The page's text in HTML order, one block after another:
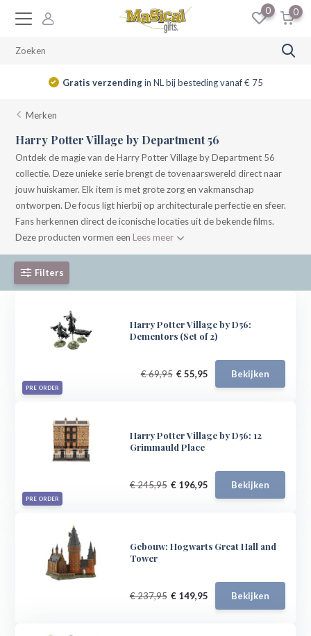
0 0
14 dagenretourrecht
Merken
Harry Potter Village by Department 56
Ontdek de magie van de Harry Potter Village by Department 56
collectie. Deze unieke serie brengt de tovenaarswereld direct naar
jouw huiskamer. Elk item is met grote zorg en vakmanschap
ontworpen. De focus ligt hierbij op architecturale perfectie en sfeer.
Fans herkennen direct de iconische locaties uit de bekende films.
Deze producten vormen een Lees meer
Filters
PRE ORDER
Harry Potter Village by D56:
Dementors (Set of 2)
€ 69,95 € 55,95 Bekijken
PRE ORDER
Harry Potter Village by D56: 12
Grimmauld Place
€ 245,95 € 196,95 Bekijken
Gebouw: Hogwarts Great Hall and
Tower
€ 237,95 € 149,95 Bekijken